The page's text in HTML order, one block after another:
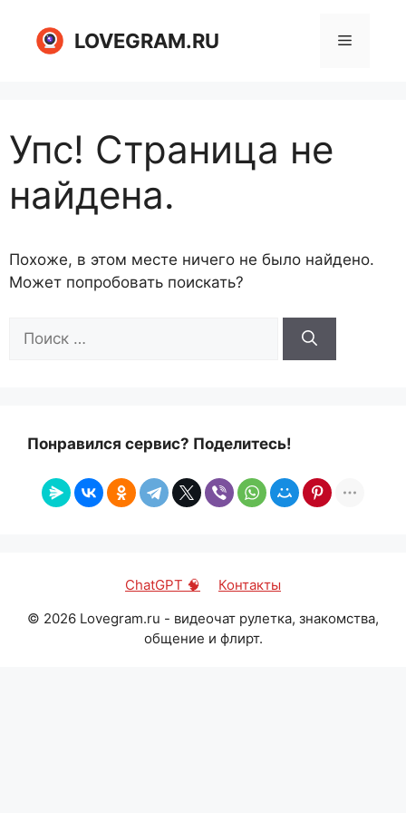
содержимому
LOVEGRAM.RU Меню
Упс! Страница не
найдена.
Похоже, в этом месте ничего не было найдено.
Может попробовать поискать?
Понравился сервис? Поделитесь!
ChatGPT 🧠
Контакты
© 2026 Lovegram.ru - видеочат рулетка, знакомства,
общение и флирт.